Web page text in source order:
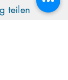
teilen